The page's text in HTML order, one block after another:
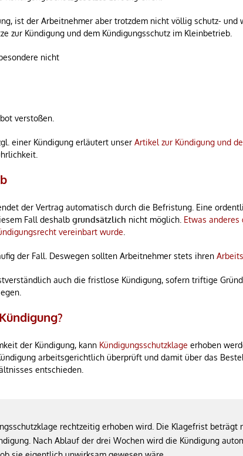
ist der Arbeitnehmer aber trotzdem nicht völlig schutz- und
zur Kündigung und dem Kündigungsschutz im Kleinbetrieb.
nicht
verstoßen.
einer Kündigung erläutert unser Artikel zur Kündigung und
der Vertrag automatisch durch die Befristung. Eine
Fall deshalb grundsätzlich nicht möglich. Etwas
vereinbart wurde
der Fall. Deswegen sollten Arbeitnehmer stets ihren
auch die fristlose Kündigung, sofern triftige
der Kündigung, kann Kündigungsschutzklage erhoben
arbeitsgerichtlich überprüft und damit über das
entschieden.
rechtzeitig erhoben wird. Die Klagefrist beträgt
Nach Ablauf der drei Wochen wird die Kündigung